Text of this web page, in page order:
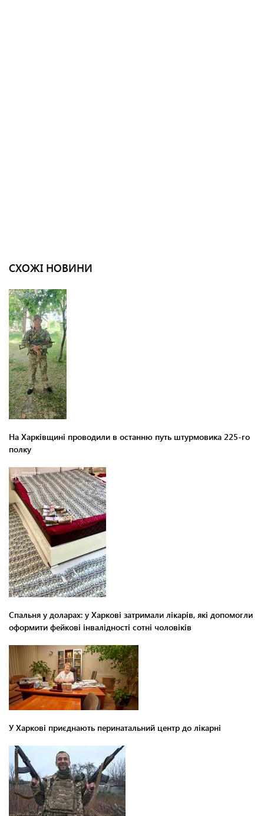
СХОЖІ НОВИНИ
На Харківщині проводили в останню путь штурмовика 225-го
полку
Спальня у доларах: у Харкові затримали лікарів, які допомогли
оформити фейкові інвалідності сотні чоловіків
У Харкові приєднають перинатальний центр до лікарні